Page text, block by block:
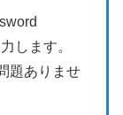
します。
題ありませ